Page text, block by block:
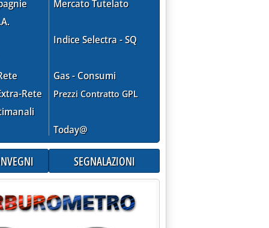
A HOUSTON (USA) DAL 13 AL 18 SETTEMBRE'
SVILUPPO SOSTENIBILE OBIETTIVI NAZIONALI DEL
Rete
Mercato Tutelato
Indice Selectra - SQ
Gas - Consumi
Prezzi Contratto GPL
Today@
SEGNALAZIONI